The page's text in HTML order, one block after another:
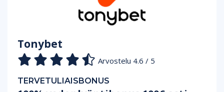
Tonybet
Arvostelu 4.6 / 5
TERVETULIAISBONUS